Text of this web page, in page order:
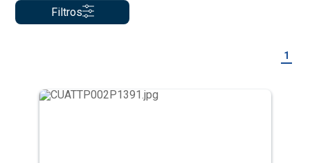
Filtros
1